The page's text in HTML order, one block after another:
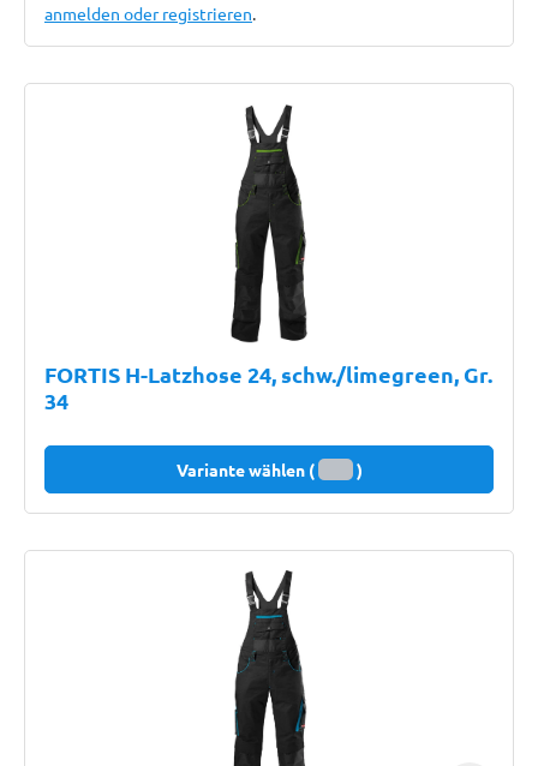
anmelden oder registrieren.
FORTIS H-Latzhose 24, schw./limegreen, Gr.
34
Variante wählen ( )